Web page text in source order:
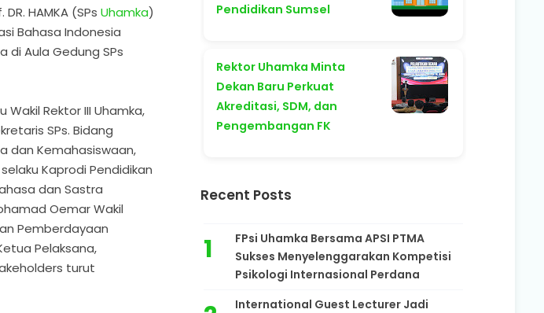
HAMKA (SPs Uhamka)
Bahasa Indonesia
di Aula Gedung SPs
Rektor III Uhamka,
SPs. Bidang
dan Kemahasiswaan,
Kaprodi Pendidikan
dan Sastra
Oemar Wakil
Pemberdayaan
Pelaksana,
turut
Pendidikan Sumsel
Rektor Uhamka Minta
Dekan Baru Perkuat
Akreditasi, SDM, dan
Pengembangan FK
Recent Posts
FPsi Uhamka Bersama APSI PTMA
Sukses Menyelenggarakan Kompetisi
Psikologi Internasional Perdana
International Guest Lecturer Jadi